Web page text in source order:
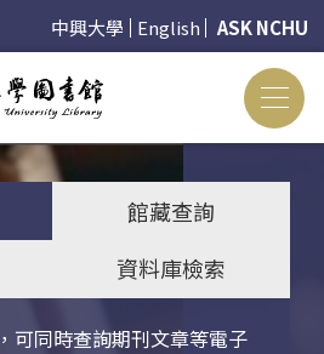
中興大學 English ASK NCHU
館藏查詢
資料庫檢索
可同時查詢期刊文章等電子